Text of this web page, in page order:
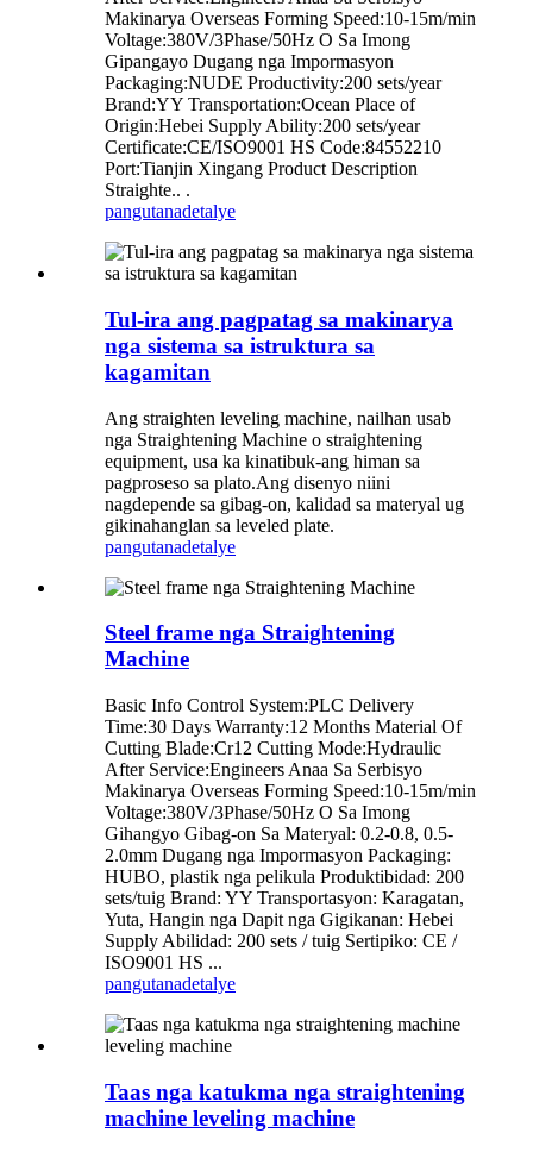
Makinarya Overseas Forming Speed:10-15m/min
Voltage:380V/3Phase/50Hz O Sa Imong
Gipangayo Dugang nga Impormasyon
Packaging:NUDE Productivity:200 sets/year
Brand:YY Transportation:Ocean Place of
Origin:Hebei Supply Ability:200 sets/year
Certificate:CE/ISO9001 HS Code:84552210
Port:Tianjin Xingang Product Description
Straighte.. .
pangutanadetalye
Tul-ira ang pagpatag sa makinarya
nga sistema sa istruktura sa
kagamitan
Ang straighten leveling machine, nailhan usab
nga Straightening Machine o straightening
equipment, usa ka kinatibuk-ang himan sa
pagproseso sa plato.Ang disenyo niini
nagdepende sa gibag-on, kalidad sa materyal ug
gikinahanglan sa leveled plate.
pangutanadetalye
Steel frame nga Straightening
Machine
Basic Info Control System:PLC Delivery
Time:30 Days Warranty:12 Months Material Of
Cutting Blade:Cr12 Cutting Mode:Hydraulic
After Service:Engineers Anaa Sa Serbisyo
Makinarya Overseas Forming Speed:10-15m/min
Voltage:380V/3Phase/50Hz O Sa Imong
Gihangyo Gibag-on Sa Materyal: 0.2-0.8, 0.5-
2.0mm Dugang nga Impormasyon Packaging:
HUBO, plastik nga pelikula Produktibidad: 200
sets/tuig Brand: YY Transportasyon: Karagatan,
Yuta, Hangin nga Dapit nga Gigikanan: Hebei
Supply Abilidad: 200 sets / tuig Sertipiko: CE /
ISO9001 HS ...
pangutanadetalye
Taas nga katukma nga straightening
machine leveling machine